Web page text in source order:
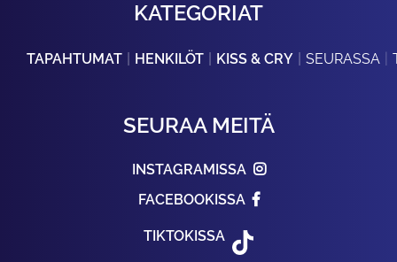
KATEGORIAT
TAPAHTUMAT HENKILÖT KISS & CRY SEURASSA
SEURAA MEITÄ
INSTAGRAMISSA
FACEBOOKISSA
TIKTOKISSA